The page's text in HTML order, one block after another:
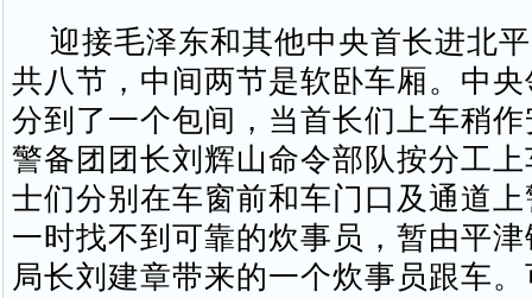
迎接毛泽东和其他中央首长进北
共八节，中间两节是软卧车厢。中
分到了一个包间，当首长们上车稍
警备团团长刘辉山命令部队按分工
士们分别在车窗前和车门口及通道
一时找不到可靠的炊事员，暂由平
局长刘建章带来的一个炊事员跟车